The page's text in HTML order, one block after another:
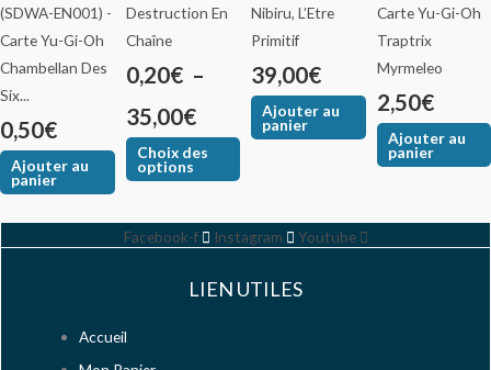
Chambellan Des
Six...
0,50€
Ajouter au
panier
Destruction En
Chaîne
0,20€ –
35,00€
à
35,00€
Choix des
options
options
peuvent
être
choisies
page
produit
Nibiru, L’Etre
Primitif
39,00€
Ajouter au
panier
Traptrix
Myrmeleo
2,50€
Ajouter au
panier
Facebook-f Instagram Youtube
LIEN UTILES
Accueil